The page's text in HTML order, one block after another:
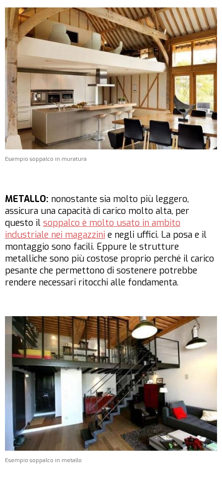
Esempio soppalco in muratura
METALLO: nonostante sia molto più leggero,
assicura una capacità di carico molto alta, per
questo il soppalco è molto usato in ambito
industriale nei magazzini e negli uffici. La posa e il
montaggio sono facili. Eppure le strutture
metalliche sono più costose proprio perché il carico
pesante che permettono di sostenere potrebbe
rendere necessari ritocchi alle fondamenta.
Esempio soppalco in metallo